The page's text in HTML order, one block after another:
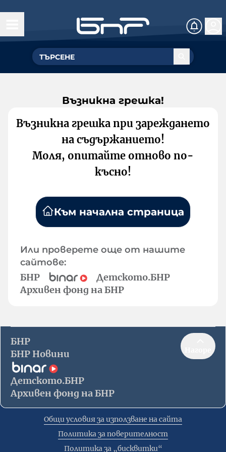
Възникна грешка!
Възникна грешка при зареждането
на съдържанието!
Моля, опитайте отново по-
късно!
Към начална страница
Или проверете още от нашите
сайтове:
БНР
Детското.БНР
Архивен фонд на БНР
БНР
БНР Новини
Детското.БНР
Архивен фонд на БНР
Общи условия за използване на сайта
Политика за поверителност
Политика за „бисквитки“